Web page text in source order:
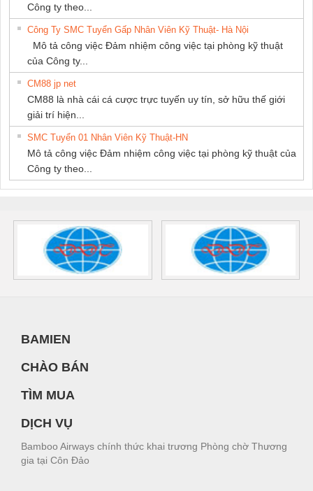
Công ty theo...
Công Ty SMC Tuyển Gấp Nhân Viên Kỹ Thuật- Hà Nội
Mô tả công việc Đảm nhiệm công việc tại phòng kỹ thuật
của Công ty...
CM88 jp net
CM88 là nhà cái cá cược trực tuyến uy tín, sở hữu thế giới
giải trí hiện...
SMC Tuyển 01 Nhân Viên Kỹ Thuật-HN
Mô tả công việc Đảm nhiệm công việc tại phòng kỹ thuật của
Công ty theo...
BAMIEN
CHÀO BÁN
TÌM MUA
DỊCH VỤ
Bamboo Airways chính thức khai trương Phòng chờ Thương
gia tại Côn Đảo